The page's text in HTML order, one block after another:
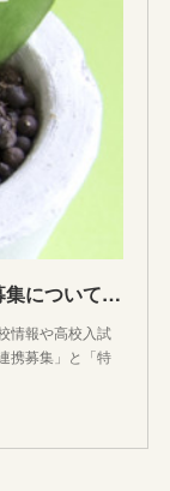
神奈川県高校入試の特別募集や連携募集について説明しよう！神奈川高校物語
情報や高校入試
携募集」と「特